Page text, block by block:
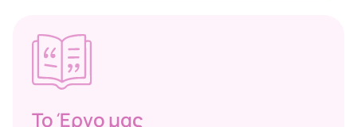
Το Έργο μας